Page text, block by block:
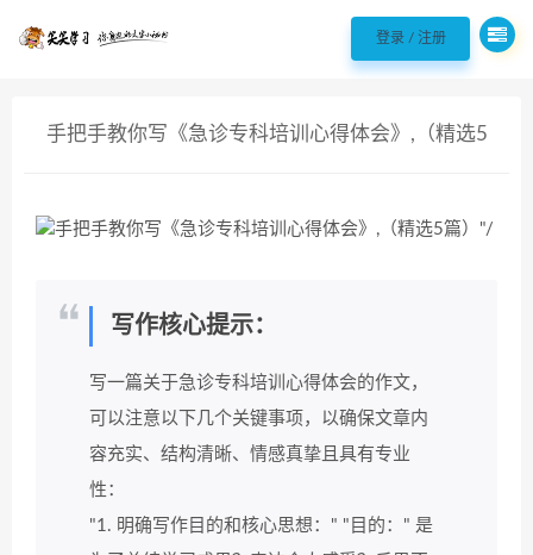
欢迎您光临98聘 - 职场实用好文案!， 登录 / 注册
手把手教你写《急诊专科培训心得体会》,（精选5
写作核心提示：
写一篇关于急诊专科培训心得体会的作文，
可以注意以下几个关键事项，以确保文章内
容充实、结构清晰、情感真挚且具有专业
性：
"1. 明确写作目的和核心思想：" "目的：" 是